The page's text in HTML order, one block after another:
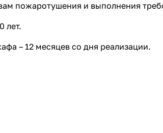
пожаротушения и выполнения
лет.
– 12 месяцев со дня реализации.